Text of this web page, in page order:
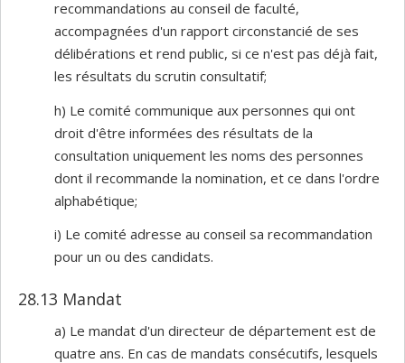
recommandations au conseil de faculté,
accompagnées d'un rapport circonstancié de ses
délibérations et rend public, si ce n'est pas déjà fait,
les résultats du scrutin consultatif;
h) Le comité communique aux personnes qui ont
droit d'être informées des résultats de la
consultation uniquement les noms des personnes
dont il recommande la nomination, et ce dans l'ordre
alphabétique;
i) Le comité adresse au conseil sa recommandation
pour un ou des candidats.
28.13 Mandat
a) Le mandat d'un directeur de département est de
quatre ans. En cas de mandats consécutifs, lesquels